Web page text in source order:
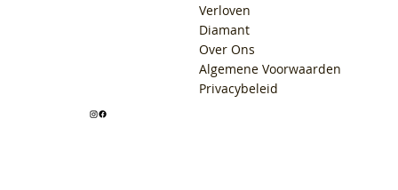
Verloven
Diamant
Over Ons
Algemene Voorwaarden
Privacybeleid